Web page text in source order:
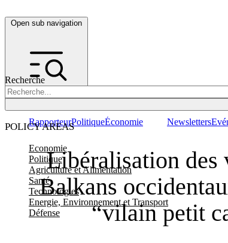
Open sub navigation
Recherche
POLICY AREAS
Economie
Politique
Agriculture et Alimentation
Santé
Technologies
Energie, Environnement et Transport
Défense
RapporteurPolitiqueÉconomie Newsletters
Libéralisation des
Balkans
“vilain petit